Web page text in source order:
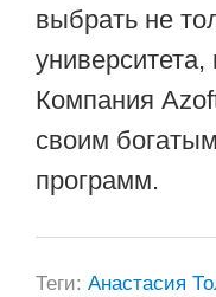
выбрать не
Компания
своим
программ.
Теги: Анастасия